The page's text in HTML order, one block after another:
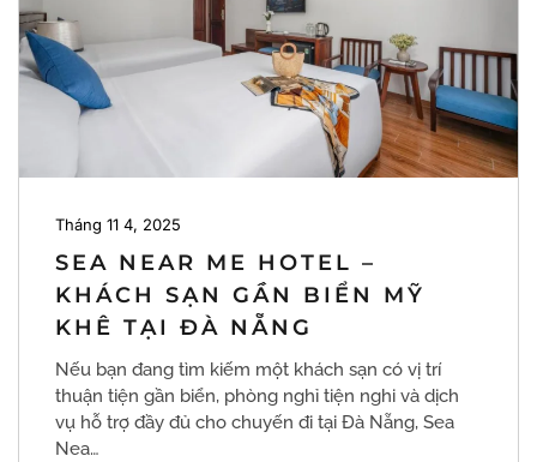
Tháng 11 4, 2025
SEA NEAR ME HOTEL –
KHÁCH SẠN GẦN BIỂN MỸ
KHÊ TẠI ĐÀ NẴNG
Nếu bạn đang tìm kiếm một khách sạn có vị trí
thuận tiện gần biển, phòng nghỉ tiện nghi và dịch
vụ hỗ trợ đầy đủ cho chuyến đi tại Đà Nẵng, Sea
Nea…